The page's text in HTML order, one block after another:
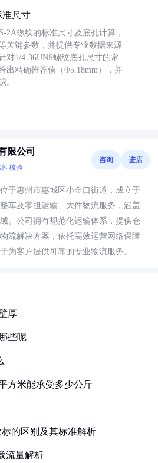
准尺寸
2A螺纹的标准尺寸及底孔计算，
关键参数，并提供专业数据来源
对1/4-36UNS螺纹底孔尺寸的常
出精确推荐值（Φ5.18mm），并
。
限公司
性核验
咨询 进店
于惠州市惠城区小金口街道，成立于
车及零担运输、大件物流服务，涵盖
。公司拥有规范化运输体系，提供仓
流解决方案，依托高效运营网络保障
为客户提供可靠的专业物流服务。
厚
些呢
方米能承受多少公斤
的区别及其标准解析
流量解析